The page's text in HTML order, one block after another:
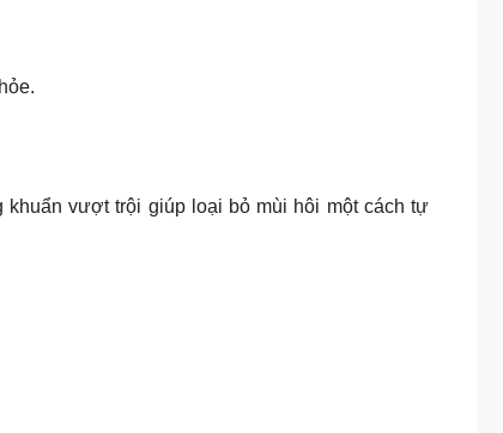
vượt trội giúp loại bỏ mùi hôi một cách tự